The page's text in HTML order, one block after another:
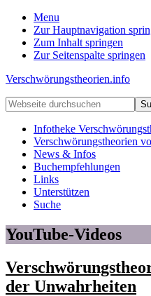
Menu
Zur Hauptnavigation
Zum Inhalt springen
Zur Seitenspalte springen
Verschwörungstheorien.info
Beiträge
zu
Merkmalen,
Funktionen
Risiken
konspirationistischen
Denkens
Webseite
durchsuchen
Infotheke
Verschwörungstheorien
News & Infos
Buchempfehlungen
Links
Unterstützen
Suche
YouTube-Videos
der Unwahrheiten